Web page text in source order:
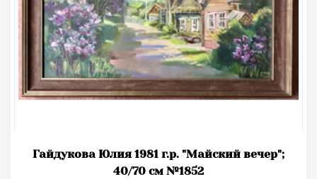
Гайдукова Юлия 1981 г.р. "Майский вечер";
40/70 см №1852